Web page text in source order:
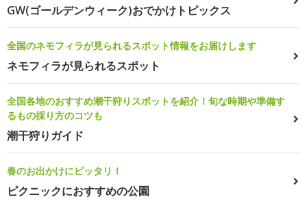
GW(ゴールデンウィーク)おでかけトピックス
全国のネモフィラが見られるスポット情報をお届けします
ネモフィラが見られるスポット
全国各地のおすすめ潮干狩りスポットを紹介！旬な時期や準備す
るもの採り方のコツも
潮干狩りガイド
春のお出かけにピッタリ！
ピクニックにおすすめの公園